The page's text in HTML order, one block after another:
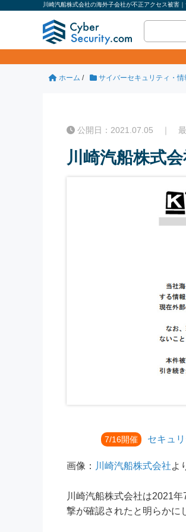
川崎汽船株式会社の海外子会社が不正アクセス被害
ホーム / サイバーセキュリティ・
公開日：2021.07.05 ｜ 最
川崎汽船株式
7/16開催 セキュ
画像： 川崎汽船株式会社よ
川崎汽船株式会社は2021
撃が確認されたと明らかに